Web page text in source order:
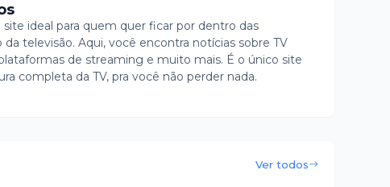
site ideal para quem quer ficar por dentro das
televisão. Aqui, você encontra notícias sobre TV
de streaming e muito mais. É o único site
completa da TV, pra você não perder nada.
Ver todos